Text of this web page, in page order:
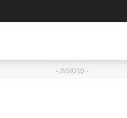
- פרסומת -